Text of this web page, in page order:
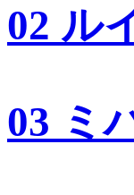
02 ル
03 ミ